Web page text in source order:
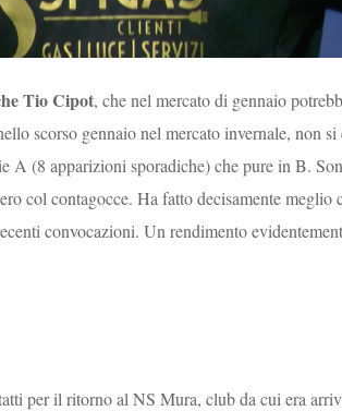
Tio Cipot, che nel mercato di gennaio
scorso gennaio nel mercato invernale, non
A (8 apparizioni sporadiche) che pure in B.
col contagocce. Ha fatto decisamente meglio
convocazioni. Un rendimento
per il ritorno al NS Mura, club da cui era